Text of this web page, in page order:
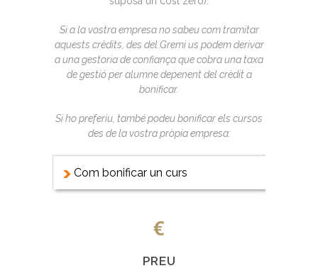
Si a la vostra empresa no sabeu com tramitar
aquests crèdits, des del Gremi us podem derivar
a una gestoria de confiança que cobra una taxa
de gestió per alumne depenent del crèdit a
bonificar.
Si ho preferiu, també podeu bonificar els cursos
des de la vostra pròpia empresa:
Com bonificar un curs
PREU